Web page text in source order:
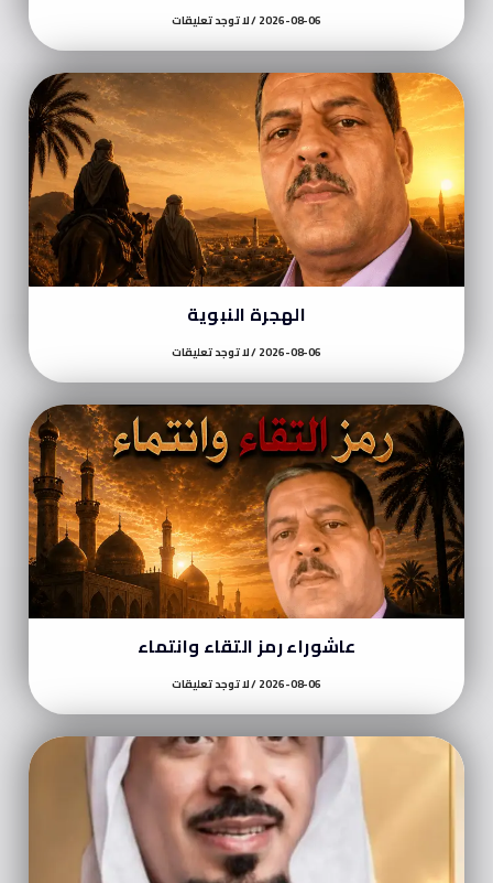
2026-08-06 لا توجد تعليقات
الهجرة النبوية
2026-08-06 لا توجد تعليقات
عاشوراء رمز التقاء وانتماء
2026-08-06 لا توجد تعليقات